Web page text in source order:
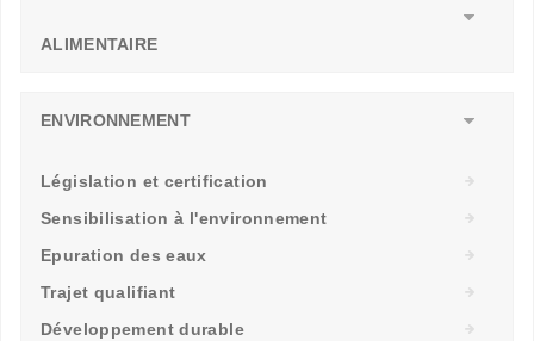
ALIMENTAIRE
ENVIRONNEMENT
Législation et certification
Sensibilisation à l'environnement
Epuration des eaux
Trajet qualifiant
Développement durable